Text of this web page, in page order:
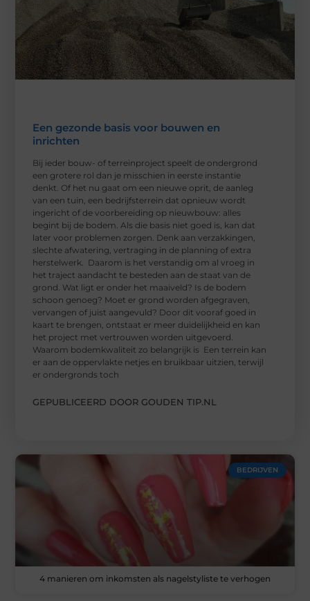
Een gezonde basis voor bouwen en
inrichten
Bij ieder bouw- of terreinproject speelt de ondergrond
een grotere rol dan je misschien in eerste instantie
denkt. Of het nu gaat om een nieuwe oprit, de aanleg
van een tuin, een bedrijfsterrein dat opnieuw wordt
ingericht of de voorbereiding op nieuwbouw: alles
begint bij de bodem. Als die basis niet goed is, kan dat
later voor problemen zorgen. Denk aan verzakkingen,
slechte afwatering, vertraging in de planning of extra
herstelwerk. Daarom is het verstandig om al vroeg in
het traject aandacht te besteden aan de staat van de
grond. Wat ligt er onder het maaiveld? Is de bodem
schoon genoeg? Moet er grond worden afgegraven,
vervangen of juist aangevuld? Door dit vooraf goed in
kaart te brengen, ontstaat er meer duidelijkheid en kan
het project met vertrouwen worden uitgevoerd.
Waarom bodemkwaliteit zo belangrijk is Een terrein kan
er aan de oppervlakte netjes en bruikbaar uitzien, terwijl
er ondergronds toch
GEPUBLICEERD DOOR GOUDEN TIP.NL
BEDRIJVEN
4 manieren om inkomsten als nagelstyliste te verhogen